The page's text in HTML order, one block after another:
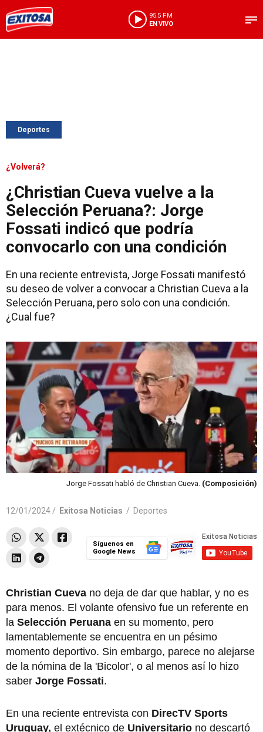
95.5 FM
EN VIVO
Deportes
¿Volverá?
¿Christian Cueva vuelve a la
Selección Peruana?: Jorge
Fossati indicó que podría
convocarlo con una condición
En una reciente entrevista, Jorge Fossati manifestó
su deseo de volver a convocar a Christian Cueva a la
Selección Peruana, pero solo con una condición.
¿Cual fue?
Jorge Fossati habló de Christian Cueva. (Composición)
12/01/2024 / Exitosa Noticias / Deportes
Síguenos en
Google News
Christian Cueva no deja de dar que hablar, y no es
para menos. El volante ofensivo fue un referente en
la Selección Peruana en su momento, pero
lamentablemente se encuentra en un pésimo
momento deportivo. Sin embargo, parece no alejarse
de la nómina de la 'Bicolor', o al menos así lo hizo
saber Jorge Fossati.
En una reciente entrevista con DirecTV Sports
Uruguay, el extécnico de Universitario no descartó